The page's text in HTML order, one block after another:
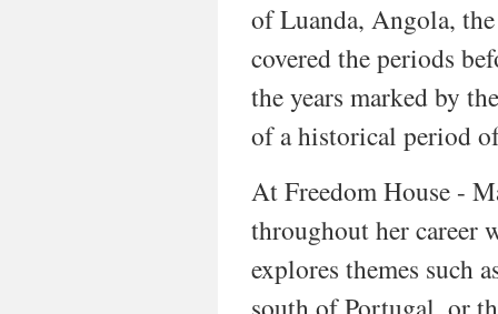
of Luanda, Angola,
covered the periods
the years marked by
of a historical period
At Freedom House -
throughout her
explores themes such